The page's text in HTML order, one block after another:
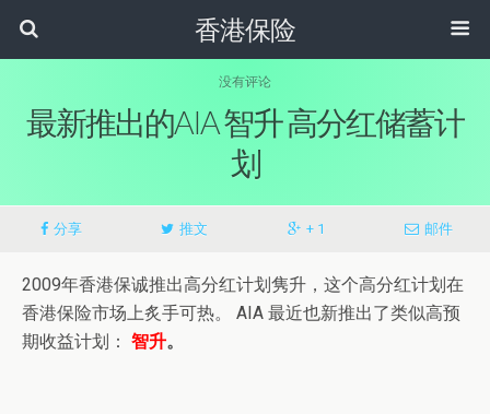
香港保险
没有评论
最新推出的AIA 智升 高分红储蓄计
划
分享 推文 + 1 邮件
2009年香港保诚推出高分红计划隽升，这个高分红计划在
香港保险市场上炙手可热。 AIA 最近也新推出了类似高预
期收益计划： 智升。